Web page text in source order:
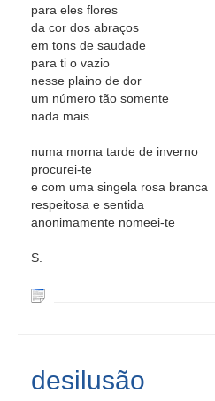
para eles flores
da cor dos abraços
em tons de saudade
para ti o vazio
nesse plaino de dor
um número tão somente
nada mais
numa morna tarde de inverno
procurei-te
e com uma singela rosa branca
respeitosa e sentida
anonimamente nomeei-te
S.
desilusão